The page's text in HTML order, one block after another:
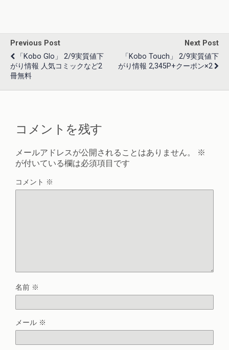
Previous Post
「kobo Glo」 2/9実質値下
がり情報 人気コミックなど2
冊無料
Next Post
「kobo Touch」 2/9実質値下
がり情報 2,345P+クーポン×2
コメントを残す
メールアドレスが公開されることはありません。
※
が付いている欄は必須項目です
コメント ※
名前 ※
メール ※